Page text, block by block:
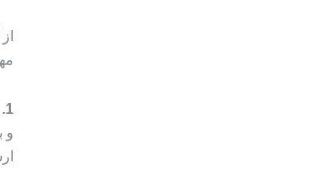
1.
و